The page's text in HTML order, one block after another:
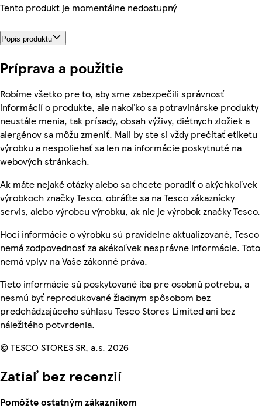
Tento produkt je momentálne nedostupný
Popis produktu
Príprava a použitie
Robíme všetko pre to, aby sme zabezpečili správnosť
informácií o produkte, ale nakoľko sa potravinárske produkty
neustále menia, tak prísady, obsah výživy, diétnych zložiek a
alergénov sa môžu zmeniť. Mali by ste si vždy prečítať etiketu
výrobku a nespoliehať sa len na informácie poskytnuté na
webových stránkach.
Ak máte nejaké otázky alebo sa chcete poradiť o akýchkoľvek
výrobkoch značky Tesco, obráťte sa na Tesco zákaznícky
servis, alebo výrobcu výrobku, ak nie je výrobok značky Tesco.
Hoci informácie o výrobku sú pravidelne aktualizované, Tesco
nemá zodpovednosť za akékoľvek nesprávne informácie. Toto
nemá vplyv na Vaše zákonné práva.
Tieto informácie sú poskytované iba pre osobnú potrebu, a
nesmú byť reprodukované žiadnym spôsobom bez
predchádzajúceho súhlasu Tesco Stores Limited ani bez
náležitého potvrdenia.
© TESCO STORES SR, a.s. 2026
Zatiaľ bez recenzií
Pomôžte ostatným zákazníkom